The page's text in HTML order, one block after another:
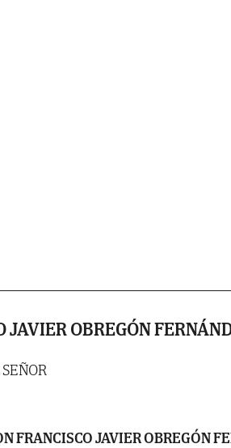
JAVIER OBREGÓN
FRANCISCO JAVIER OBREGÓN